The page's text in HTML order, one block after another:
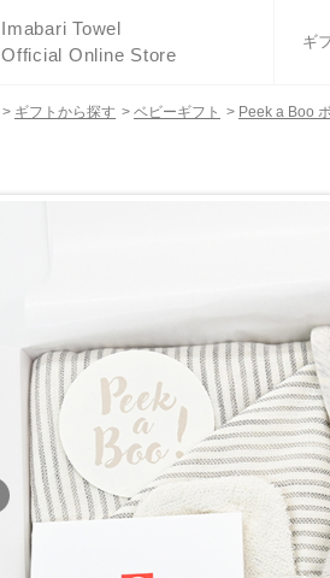
Imabari Towel
Official Online Store
ギ
> ギフトから探す > ベビーギフト > Peek a Boo